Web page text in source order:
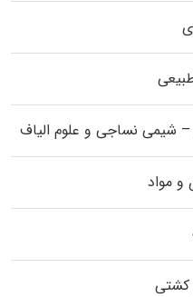
شیمی نساجی و علوم الیاف
و مواد
کشتی